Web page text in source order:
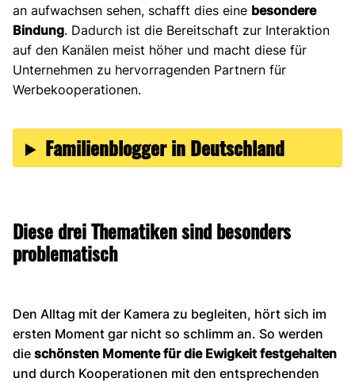
an aufwachsen sehen, schafft dies eine besondere
Bindung. Dadurch ist die Bereitschaft zur Interaktion
auf den Kanälen meist höher und macht diese für
Unternehmen zu hervorragenden Partnern für
Werbekooperationen.
Familienblogger in Deutschland
Diese drei Thematiken sind besonders
problematisch
Den Alltag mit der Kamera zu begleiten, hört sich im
ersten Moment gar nicht so schlimm an. So werden
die schönsten Momente für die Ewigkeit festgehalten
und durch Kooperationen mit den entsprechenden